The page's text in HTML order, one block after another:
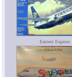
Eastern Express